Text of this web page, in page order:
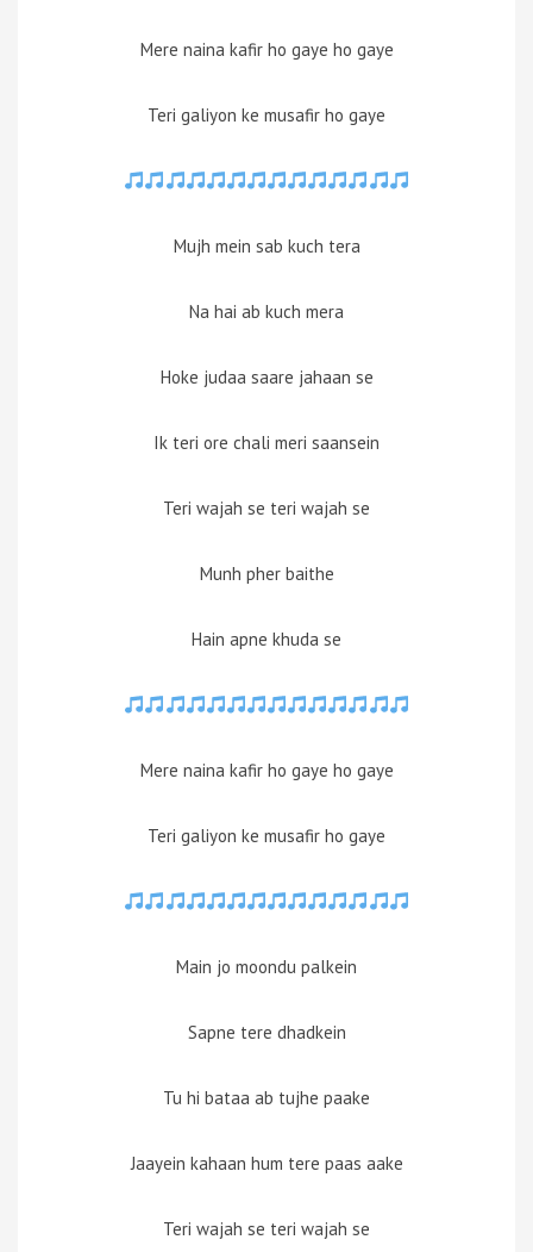
Mere naina kafir ho gaye ho gaye
Teri galiyon ke musafir ho gaye
Mujh mein sab kuch tera
Na hai ab kuch mera
Hoke judaa saare jahaan se
Ik teri ore chali meri saansein
Teri wajah se teri wajah se
Munh pher baithe
Hain apne khuda se
Mere naina kafir ho gaye ho gaye
Teri galiyon ke musafir ho gaye
Main jo moondu palkein
Sapne tere dhadkein
Tu hi bataa ab tujhe paake
Jaayein kahaan hum tere paas aake
Teri wajah se teri wajah se